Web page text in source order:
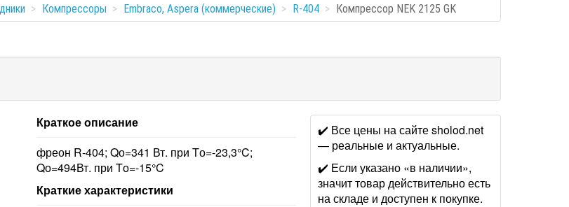
Компрессоры Embraco, Aspera (коммерческие) R-404 Компрессор NEK 2125 GK
Краткое описание
фреон R-404; Qо=341 Вт. при Tо=-23,3°C;
Qо=494Вт. при Tо=-15°C
Краткие характеристики
✔️ Все цены на сайте sholod.net
— реальные и актуальные.
✔️ Если указано «в наличии»,
значит товар действительно есть
на складе и доступен к покупке.